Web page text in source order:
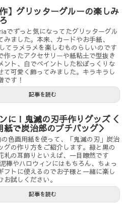
作】グリッターグルーの楽しみ
でずっと気になってたグリッターグル
みました。本来、カードやお手紙、
てラメラメを楽しむものらしいのです
作ったアクセサリーや紙粘土で型抜き
ント、白でペイントした松ぼっくりな
て可愛く飾ってみました。キラキラし
です！
記事を読む
に！鬼滅の刃手作りグッズ＜
紙で炭治郎のプチバッグ＞
色画用紙を使って、「鬼滅の刃」炭治
グの作り方をご紹介します。緑と黒の
札の耳飾りといえば、一目瞭然です
棒やハロウィンにはもちろん、ちょっ
フトに使えるのでお子様と一緒に楽し
お試しください。
記事を読む